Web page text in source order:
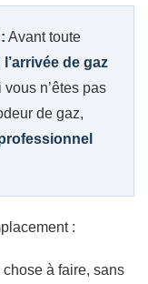
Avant toute
de gaz
n’êtes pas
de gaz,
:
chose à faire, sans